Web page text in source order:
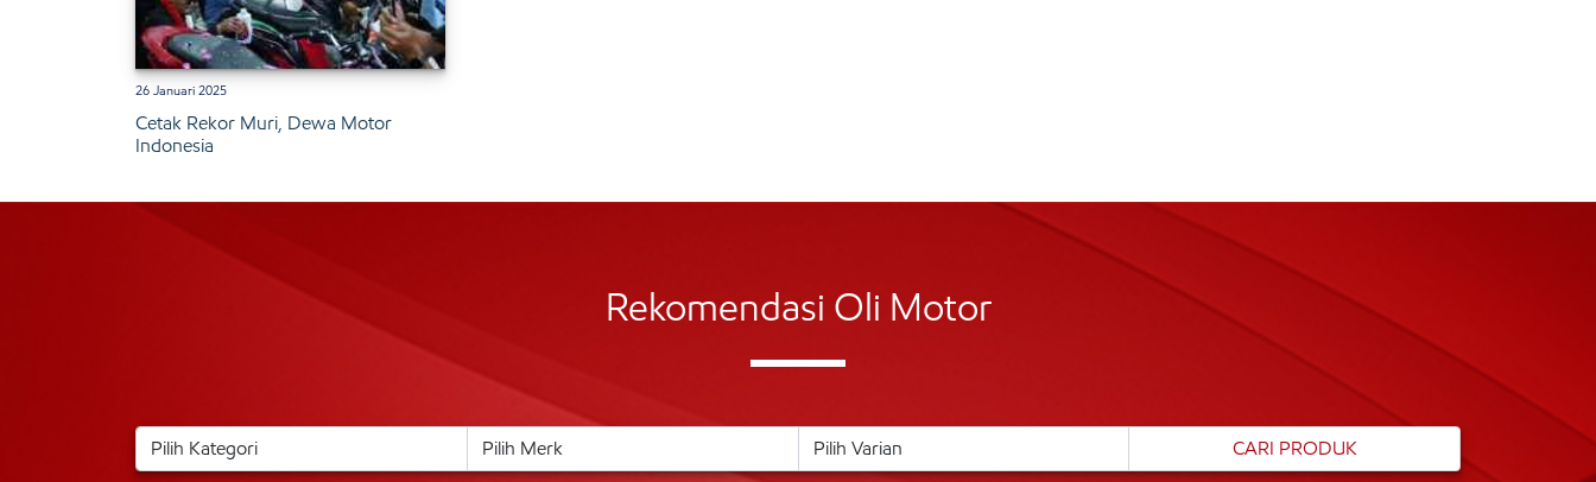
26 Januari 2025
Cetak Rekor Muri, Dewa Motor
Indonesia
Rekomendasi Oli Motor